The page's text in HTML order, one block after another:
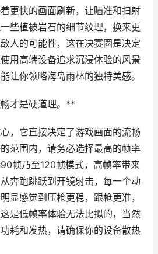
更快的画面刷新，让瞄准和扫射
些植被岩石的细节纹理，换来更
人的可能性，这在决赛圈是决定
用高端设备追求沉浸体验的风景
让你领略海岛雨林的独特美感。
才是硬道理。**
，它直接决定了游戏画面的流畅
范围内，请务必选择最高的帧率
帧乃至120帧模式，高帧率带来
奔跑跳跃到开镜射击，每一个动
显感觉到压枪更稳，跟枪更准，
是低帧率体验无法比拟的，当然
耗和发热，请确保你的设备散热